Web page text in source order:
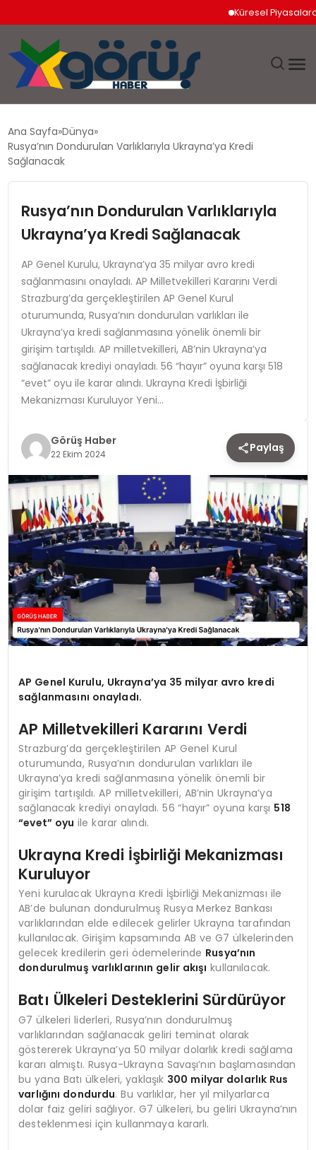
Küresel Piyasalarda
EKONOMI
MAGAZIN
SAĞLIK
SPOR
TEKNOLOJI
YAŞAM
Ana Sayfa Dünya
Rusya’nın Dondurulan Varlıklarıyla Ukrayna’ya Kredi
Sağlanacak
Rusya’nın Dondurulan Varlıklarıyla
Ukrayna’ya Kredi Sağlanacak
AP Genel Kurulu, Ukrayna’ya 35 milyar avro kredi
sağlanmasını onayladı. AP Milletvekilleri Kararını Verdi
Strazburg’da gerçekleştirilen AP Genel Kurul
oturumunda, Rusya’nın dondurulan varlıkları ile
Ukrayna’ya kredi sağlanmasına yönelik önemli bir
girişim tartışıldı. AP milletvekilleri, AB’nin Ukrayna’ya
sağlanacak krediyi onayladı. 56 “hayır” oyuna karşı 518
“evet” oyu ile karar alındı. Ukrayna Kredi İşbirliği
Mekanizması Kuruluyor Yeni…
Görüş Haber
22 Ekim 2024 Paylaş
AP Genel Kurulu, Ukrayna’ya 35 milyar avro kredi
sağlanmasını onayladı.
AP Milletvekilleri Kararını Verdi
Strazburg’da gerçekleştirilen AP Genel Kurul
oturumunda, Rusya’nın dondurulan varlıkları ile
Ukrayna’ya kredi sağlanmasına yönelik önemli bir
girişim tartışıldı. AP milletvekilleri, AB’nin Ukrayna’ya
sağlanacak krediyi onayladı. 56 “hayır” oyuna karşı 518
“evet” oyu ile karar alındı.
Ukrayna Kredi İşbirliği Mekanizması
Kuruluyor
Yeni kurulacak Ukrayna Kredi İşbirliği Mekanizması ile
AB’de bulunan dondurulmuş Rusya Merkez Bankası
varlıklarından elde edilecek gelirler Ukrayna tarafından
kullanılacak. Girişim kapsamında AB ve G7 ülkelerinden
gelecek kredilerin geri ödemelerinde Rusya’nın
dondurulmuş varlıklarının gelir akışı kullanılacak.
Batı Ülkeleri Desteklerini Sürdürüyor
G7 ülkeleri liderleri, Rusya’nın dondurulmuş
varlıklarından sağlanacak geliri teminat olarak
göstererek Ukrayna’ya 50 milyar dolarlık kredi sağlama
kararı almıştı. Rusya-Ukrayna Savaşı’nın başlamasından
bu yana Batı ülkeleri, yaklaşık 300 milyar dolarlık Rus
varlığını dondurdu. Bu varlıklar, her yıl milyarlarca
dolar faiz geliri sağlıyor. G7 ülkeleri, bu geliri Ukrayna’nın
desteklenmesi için kullanmaya kararlı.